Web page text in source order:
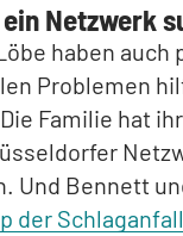
Netzwerk
haben
Problemen
Familie hat
Und Bennett
der